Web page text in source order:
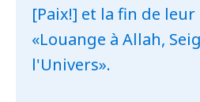
[Paix!] et la fin de
«Louange à Allah,
l'Univers».